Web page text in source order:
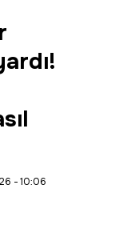
- 10:06